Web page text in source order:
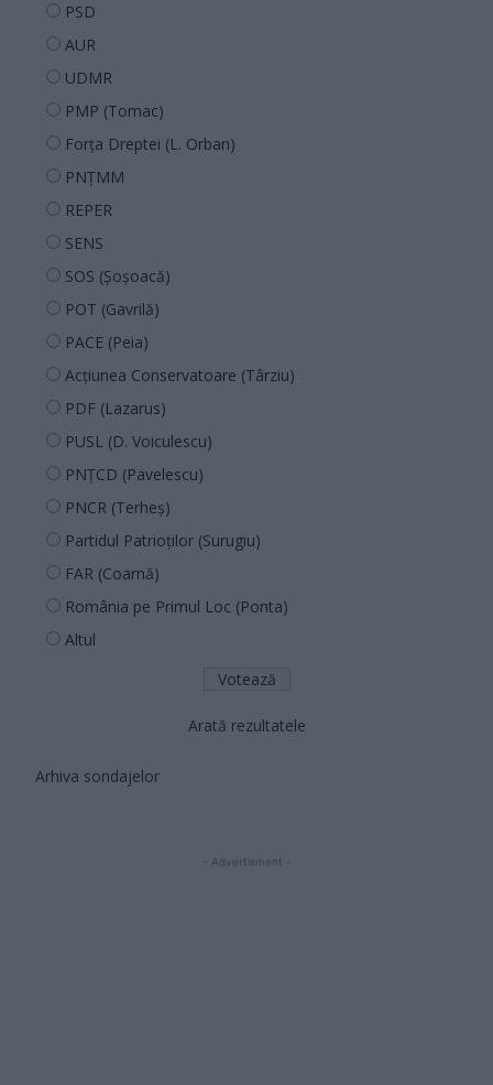
PSD
AUR
UDMR
PMP (Tomac)
Forța Dreptei (L. Orban)
PNȚMM
REPER
SENS
SOS (Șoșoacă)
POT (Gavrilă)
PACE (Peia)
Acțiunea Conservatoare (Târziu)
PDF (Lazarus)
PUSL (D. Voiculescu)
PNȚCD (Pavelescu)
PNCR (Terheș)
Partidul Patrioților (Surugiu)
FAR (Coarnă)
România pe Primul Loc (Ponta)
Altul
Arată rezultatele
Arhiva sondajelor
- Advertisment -